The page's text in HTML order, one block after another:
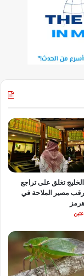
تغلق على تراجع
مصير الملاحة في